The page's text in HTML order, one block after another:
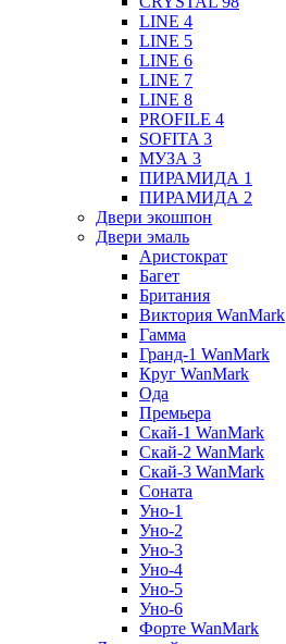
LINE 4
LINE 5
LINE 6
LINE 7
LINE 8
PROFILE 4
SOFITA 3
МУЗА 3
ПИРАМИДА 1
ПИРАМИДА 2
Двери экошпон
Двери эмаль
Аристократ
Багет
Британия
Виктория WanMark
Гамма
Гранд-1 WanMark
Круг WanMark
Ода
Премьера
Скай-1 WanMark
Скай-2 WanMark
Скай-3 WanMark
Соната
Уно-1
Уно-2
Уно-3
Уно-4
Уно-5
Уно-6
Форте WanMark